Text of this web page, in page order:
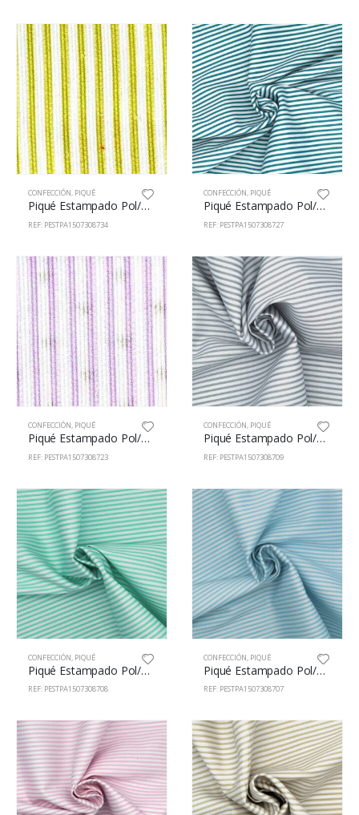
CONFECCIÓN, PIQUÉ
Piqué Estampado Pol/Alg 65/35% 150cm 73087/34
REF: PESTPA1507308734
CONFECCIÓN, PIQUÉ
Piqué Estampado Pol/Alg 65/35% 150cm 73087/27
REF: PESTPA1507308727
CONFECCIÓN, PIQUÉ
Piqué Estampado Pol/Alg 65/35% 150cm 73087/23
REF: PESTPA1507308723
CONFECCIÓN, PIQUÉ
Piqué Estampado Pol/Alg 65/35% 150cm 73087/09
REF: PESTPA1507308709
CONFECCIÓN, PIQUÉ
Piqué Estampado Pol/Alg 65/35% 150cm 73087/8
REF: PESTPA1507308708
CONFECCIÓN, PIQUÉ
Piqué Estampado Pol/Alg 65/35% 150cm 73087/7
REF: PESTPA1507308707